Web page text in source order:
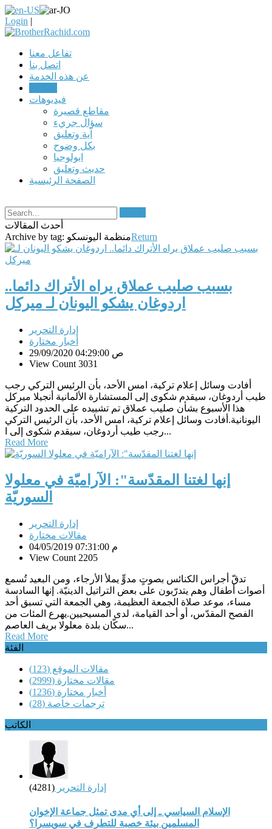
Login |
تفاعل معنا
اتصل بنا
عن هذه الخدمة
فيديوهات
مقاطع قصيرة
سؤال جريء
آية وتعليق
بكل وضوح
ابولوجيا
حديث وتعليق
الصفحة الرئيسية
أحدث المقالات
Archive by tag: منظمة اليونسكوReturn
بسبب صليب عملاق يراه الأتراك دائما..
اردوغان يشكو اليونان لـ ميركل
إدارة التحرير
أخبار مختارة
29/09/2020 04:29:00 ص
View Count 3031
أفادت وسائل إعلام تركية، امس الأحد، بأن الرئيس التركي رجب
طيب أردوغان، سيقدم شكوى إلى المستشارة الألمانية أنجيلا ميركل
هذا الأسبوع بشأن صليب عملاق تم تشييده على الحدود التركية
اليونانية.أفادت وسائل إعلام تركية، امس الأحد، بأن الرئيس التركي
رجب طيب أردوغان، سيقدم شكوى إلى ا...
Read More
إنها لغتنا المقدّسة": الآراميّة في معلولا
السوريّة
إدارة التحرير
مقالات مختارة
04/05/2019 07:31:00 م
View Count 2205
تدقّ أجراس الكنائس بصوتٍ مدوٍّ يملأ الأرجاء، ومن البعيد تُسمع
أصوات أطفال وهم يتدرّبون على بعض التراتيل الدينيّة. إنها السادسة
مساء، موعد صلاة الجمعة العظيمة، وهي الجمعة التي تسبق أحد
الفصح المقدّس، أو أحد القيامة، لدى المسيحيين.يهرع المئات من
سكّان بلدة معلولا بريف العاصم...
Read More
الفئة
مقالات الموقع (123)
مقالات مختارة (2999)
أخبار مختارة (1236)
ترجمات خاصة (28)
الكاتب
إدارة التحرير (4281)
الإسلام السياسي ـ إلى أي مدى تمثل جماعة الإخوان
المسلمين بيئة خصبة للتطرف في سويسرا؟